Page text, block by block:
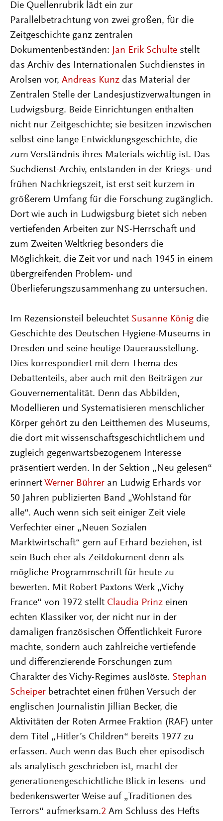
Die Quellenrubrik lädt ein zur
Parallelbetrachtung von zwei großen, für die
Zeitgeschichte ganz zentralen
Dokumentenbeständen: Jan Erik Schulte stellt
das Archiv des Internationalen Suchdienstes in
Arolsen vor, Andreas Kunz das Material der
Zentralen Stelle der Landesjustizverwaltungen in
Ludwigsburg. Beide Einrichtungen enthalten
nicht nur Zeitgeschichte; sie besitzen inzwischen
selbst eine lange Entwicklungsgeschichte, die
zum Verständnis ihres Materials wichtig ist. Das
Suchdienst-Archiv, entstanden in der Kriegs- und
frühen Nachkriegszeit, ist erst seit kurzem in
größerem Umfang für die Forschung zugänglich.
Dort wie auch in Ludwigsburg bietet sich neben
vertiefenden Arbeiten zur NS-Herrschaft und
zum Zweiten Weltkrieg besonders die
Möglichkeit, die Zeit vor und nach 1945 in einem
übergreifenden Problem- und
Überlieferungszusammenhang zu untersuchen.
Im Rezensionsteil beleuchtet Susanne König die
Geschichte des Deutschen Hygiene-Museums in
Dresden und seine heutige Dauerausstellung.
Dies korrespondiert mit dem Thema des
Debattenteils, aber auch mit den Beiträgen zur
Gouvernementalität. Denn das Abbilden,
Modellieren und Systematisieren menschlicher
Körper gehört zu den Leitthemen des Museums,
die dort mit wissenschaftsgeschichtlichem und
zugleich gegenwartsbezogenem Interesse
präsentiert werden. In der Sektion „Neu gelesen“
erinnert Werner Bührer an Ludwig Erhards vor
50 Jahren publizierten Band „Wohlstand für
alle“. Auch wenn sich seit einiger Zeit viele
Verfechter einer „Neuen Sozialen
Marktwirtschaft“ gern auf Erhard beziehen, ist
sein Buch eher als Zeitdokument denn als
mögliche Programmschrift für heute zu
bewerten. Mit Robert Paxtons Werk „Vichy
France“ von 1972 stellt Claudia Prinz einen
echten Klassiker vor, der nicht nur in der
damaligen französischen Öffentlichkeit Furore
machte, sondern auch zahlreiche vertiefende
und differenzierende Forschungen zum
Charakter des Vichy-Regimes auslöste. Stephan
Scheiper betrachtet einen frühen Versuch der
englischen Journalistin Jillian Becker, die
Aktivitäten der Roten Armee Fraktion (RAF) unter
dem Titel „Hitler’s Children“ bereits 1977 zu
erfassen. Auch wenn das Buch eher episodisch
als analytisch geschrieben ist, macht der
generationengeschichtliche Blick in lesens- und
bedenkenswerter Weise auf „Traditionen des
Terrors“ aufmerksam.2 Am Schluss des Hefts